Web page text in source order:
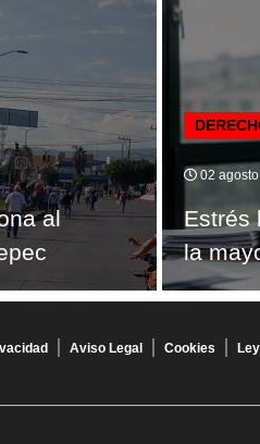
al
02
Estrés
la
Aviso Legal Cookies